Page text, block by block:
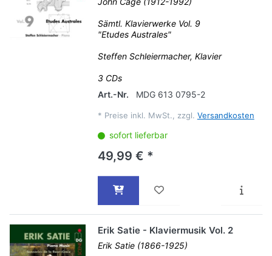
Sämtl. Klavierwerke Vol. 9
"Etudes Australes"
Steffen Schleiermacher, Klavier
3 CDs
Art.-Nr.
MDG 613 0795-2
* Preise inkl. MwSt., zzgl. Versandkosten
sofort lieferbar
49,99 € *
Erik Satie - Klaviermusik Vol. 2
Erik Satie (1866-1925)